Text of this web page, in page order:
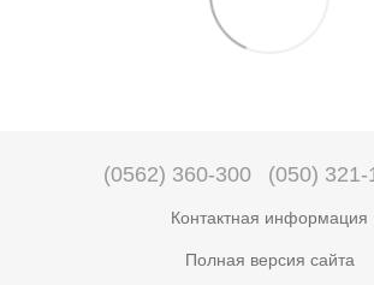
(0562) 360-300 (050) 321-
Контактная информация
Полная версия сайта